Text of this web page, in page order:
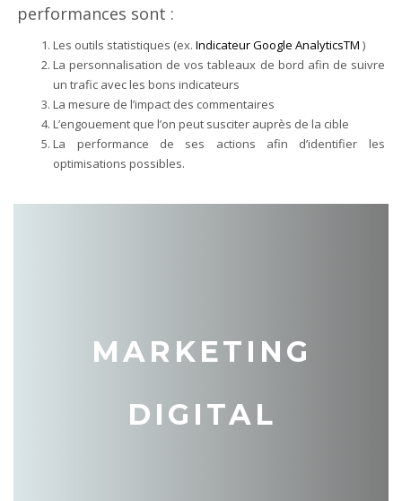
performances sont :
Les outils statistiques (ex.Indicateur Google AnalyticsTM )
La personnalisation de vos tableaux de bord afin de suivre
un trafic avec les bons indicateurs
La mesure de l’impact des commentaires
L’engouement que l’on peut susciter auprès de la cible
La performance de ses actions afin d’identifier les
optimisations possibles.
MARKETING
DIGITAL